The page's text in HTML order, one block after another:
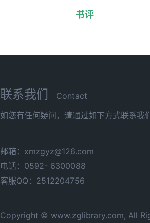
书评
联系我们
Contact
如您有任何疑问，请通过如下方式联系我
邮箱：xmzgyz@126.com
电话：0592- 6300088
客服QQ：2512204756
Copyright © www.zglibrary.com, All